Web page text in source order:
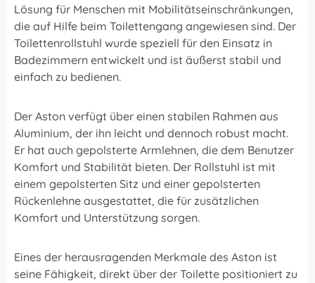
Lösung für Menschen mit Mobilitätseinschränkungen,
die auf Hilfe beim Toilettengang angewiesen sind. Der
Toilettenrollstuhl wurde speziell für den Einsatz in
Badezimmern entwickelt und ist äußerst stabil und
einfach zu bedienen.
Der Aston verfügt über einen stabilen Rahmen aus
Aluminium, der ihn leicht und dennoch robust macht.
Er hat auch gepolsterte Armlehnen, die dem Benutzer
Komfort und Stabilität bieten. Der Rollstuhl ist mit
einem gepolsterten Sitz und einer gepolsterten
Rückenlehne ausgestattet, die für zusätzlichen
Komfort und Unterstützung sorgen.
Eines der herausragenden Merkmale des Aston ist
seine Fähigkeit, direkt über der Toilette positioniert zu